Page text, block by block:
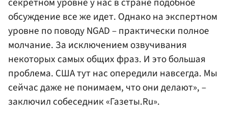
обсуждение все же идет. Однако на экспертном
уровне по поводу NGAD – практически полное
молчание. За исключением озвучивания
некоторых самых общих фраз. И это большая
проблема. США тут нас опередили навсегда. Мы
сейчас даже не понимаем, что они делают», –
заключил собеседник «Газеты.Ru».